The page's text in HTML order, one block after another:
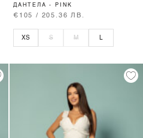
ДАНТЕЛА - PINK
€105 / 205.36 ЛВ.
XS S M L